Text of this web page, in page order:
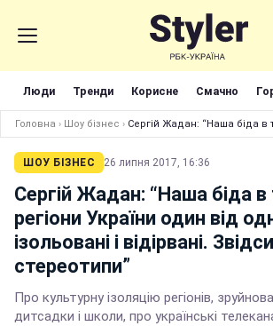
Люди Тренди Корисне Смачно
Головна › Шоу бізнес › Сергій Жадан: “Наша біда в
ШОУ БІЗНЕС 26 липня 2017, 16:36
Сергій Жадан: “Наша біда
регіони України один від
ізольовані і відірвані.
стереотипи”
Про культурну ізоляцію регіонів,
дитсадки і школи, про українські